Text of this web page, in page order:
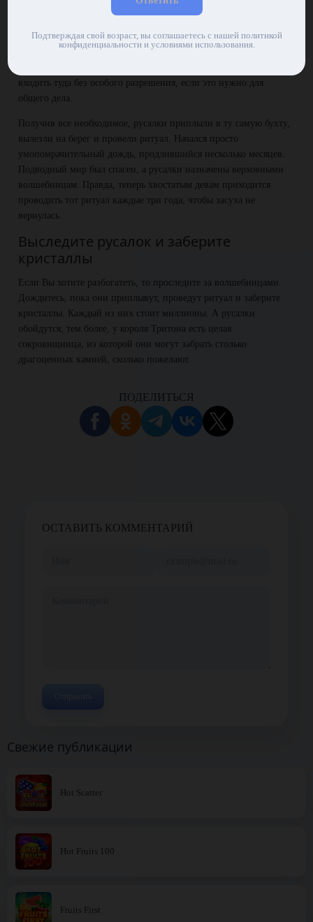
помощью которых можно сфокусировать потоки магической
такие кристаллы, которые лучше всего подойдут для ритуала.
Вот так три подводные ведьмы попали в сокровищницу его
входить туда без особого разрешения, если это нужно для
общего дела.
Получив все необходимое, русалки приплыли в ту самую бухту,
вылезли на берег и провели ритуал. Начался просто
умопомрачительный дождь, продлившийся несколько месяцев.
Подводный мир был спасен, а русалки назначены верховными
волшебницам. Правда, теперь хвостатым девам приходится
проводить тот ритуал каждые три года, чтобы засуха не
вернулась.
Выследите русалок и заберите
кристаллы
Если Вы хотите разбогатеть, то проследите за волшебницами.
Дождитесь, пока они приплывут, проведут ритуал и заберите
кристаллы. Каждый из них стоит миллионы. А русалки
обойдутся, тем более, у короля Тритона есть целая
сокровищница, из которой они могут забрать столько
драгоценных камней, сколько пожелают.
ПОДЕЛИТЬСЯ
ОСТАВИТЬ КОММЕНТАРИЙ
Свежие публикации
Hot Scatter
Hot Fruits 100
Fruits First
Подтверждая свой возраст, вы соглашаетесь с нашей политикой
конфиденциальности и условиями использования.